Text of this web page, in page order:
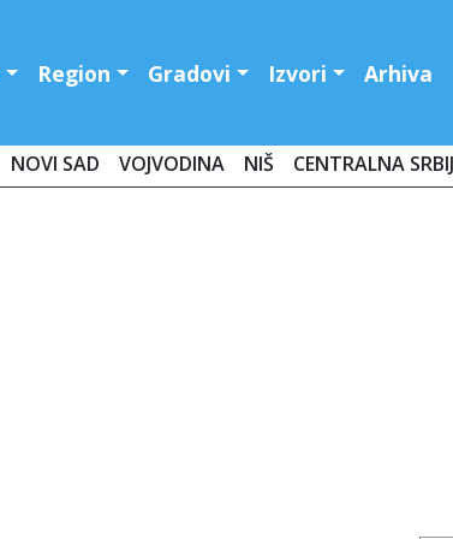
Region Gradovi Izvori Arhiva
NOVI SAD VOJVODINA NIŠ CENTRALNA